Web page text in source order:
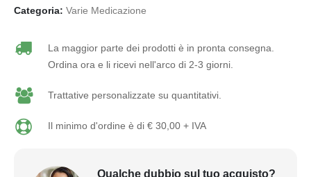
Categoria: Varie Medicazione
La maggior parte dei prodotti è in pronta consegna.
Ordina ora e li ricevi nell'arco di 2-3 giorni.
Trattative personalizzate su quantitativi.
Il minimo d'ordine è di € 30,00 + IVA
Qualche dubbio sul tuo acquisto?